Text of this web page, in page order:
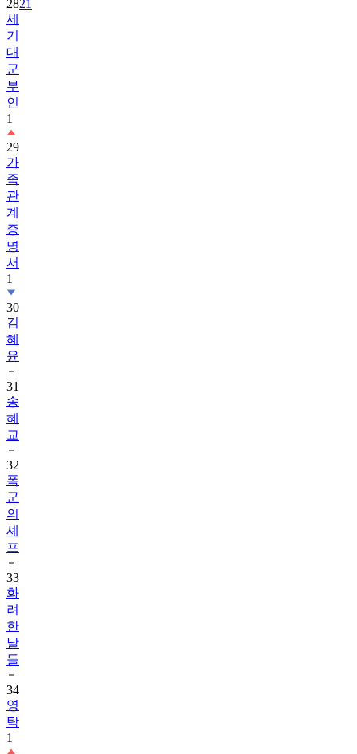
2821
세
기
대
군
부
인
1
29
가
족
관
계
증
명
서
1
30
김
혜
윤
31
송
혜
교
32
폭
군
의
셰
프
33
화
려
한
날
들
34
영
탁
1